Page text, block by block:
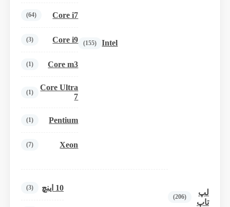
لپ
تاپ
(206)
Intel
(155)
Core i7
(64)
Core i9
(3)
Core m3
(1)
Core Ultra
7
(1)
Pentium
(1)
Xeon
(7)
10 اینچ (3)